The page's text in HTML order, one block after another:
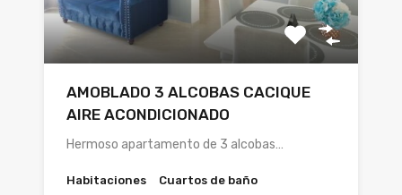
AMOBLADO 3 ALCOBAS CACIQUE
AIRE ACONDICIONADO
Hermoso apartamento de 3 alcobas…
Habitaciones Cuartos de baño